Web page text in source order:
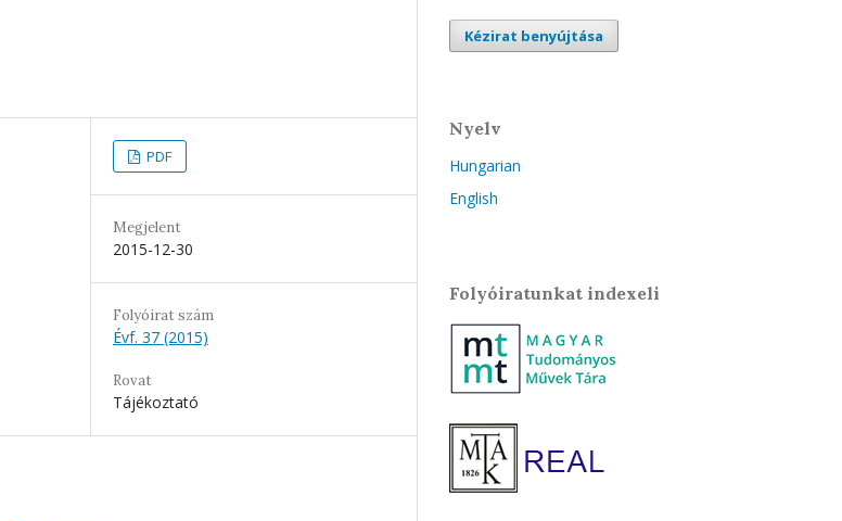
PDF
Megjelent
2015-12-30
Folyóirat szám
Évf. 37 (2015)
Rovat
Tájékoztató
Kézirat benyújtása
Nyelv
Hungarian
English
Folyóiratunkat indexeli